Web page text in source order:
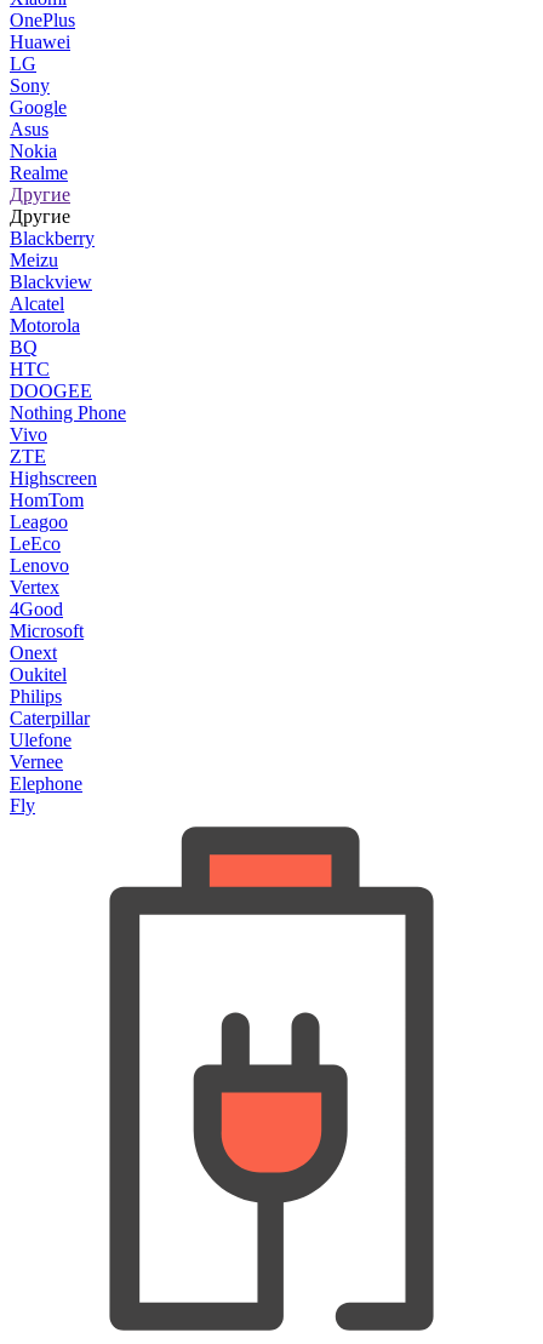
OnePlus
Huawei
LG
Sony
Google
Asus
Nokia
Realme
Другие
Другие
Blackberry
Meizu
Blackview
Alcatel
Motorola
BQ
HTC
DOOGEE
Nothing Phone
Vivo
ZTE
Highscreen
HomTom
Leagoo
LeEco
Lenovo
Vertex
4Good
Microsoft
Onext
Oukitel
Philips
Caterpillar
Ulefone
Vernee
Elephone
Fly